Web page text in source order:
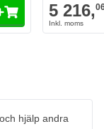
5 216,
hjälp andra